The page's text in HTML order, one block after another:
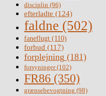
disciplin (96)
efterladte (124)
faldne (502)
faneflugt (110)
forbud (117)
forplejning (181)
forsyninger(102)
FR86 (350)
grænsebevogtning (98)